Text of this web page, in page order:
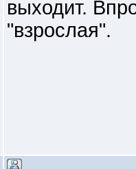
выходит.
"взрослая".